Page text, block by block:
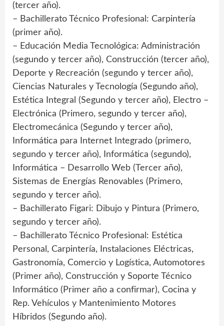
(tercer año).
– Bachillerato Técnico Profesional: Carpintería
(primer año).
– Educación Media Tecnológica: Administración
(segundo y tercer año), Construcción (tercer año),
Deporte y Recreación (segundo y tercer año),
Ciencias Naturales y Tecnología (Segundo año),
Estética Integral (Segundo y tercer año), Electro –
Electrónica (Primero, segundo y tercer año),
Electromecánica (Segundo y tercer año),
Informática para Internet Integrado (primero,
segundo y tercer año), Informática (segundo),
Informática – Desarrollo Web (Tercer año),
Sistemas de Energías Renovables (Primero,
segundo y tercer año).
– Bachillerato Figari: Dibujo y Pintura (Primero,
segundo y tercer año).
– Bachillerato Técnico Profesional: Estética
Personal, Carpintería, Instalaciones Eléctricas,
Gastronomía, Comercio y Logística, Automotores
(Primer año), Construcción y Soporte Técnico
Informático (Primer año a confirmar), Cocina y
Rep. Vehículos y Mantenimiento Motores
Híbridos (Segundo año).